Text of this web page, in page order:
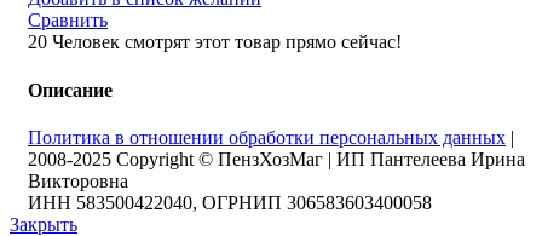
Сравнить
20 Человек смотрят этот товар прямо сейчас!
Описание
Политика в отношении обработки персональных данных |
2008-2025 Copyright © ПензХозМаг | ИП Пантелеева Ирина
Викторовна
ИНН 583500422040, ОГРНИП 306583603400058
Закрыть